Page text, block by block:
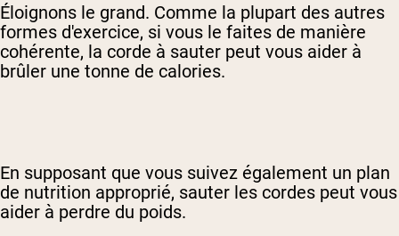
Éloignons le grand. Comme la plupart des autres
formes d'exercice, si vous le faites de manière
cohérente, la corde à sauter peut vous aider à
brûler une tonne de calories.
En supposant que vous suivez également un plan
de nutrition approprié, sauter les cordes peut vous
aider à perdre du poids.